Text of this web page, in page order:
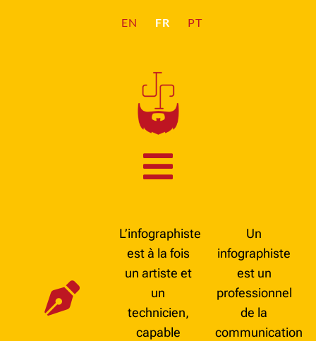
EN FR PT
L’infographiste
est à la fois
un artiste et
un
technicien,
capable
Un
infographiste
est un
professionnel
de la
communication